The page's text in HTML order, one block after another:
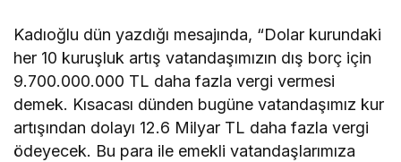
Kadıoğlu dün yazdığı mesajında, “Dolar kurundaki
her 10 kuruşluk artış vatandaşımızın dış borç için
9.700.000.000 TL daha fazla vergi vermesi
demek. Kısacası dünden bugüne vatandaşımız kur
artışından dolayı 12.6 Milyar TL daha fazla vergi
ödeyecek. Bu para ile emekli vatandaşlarımıza